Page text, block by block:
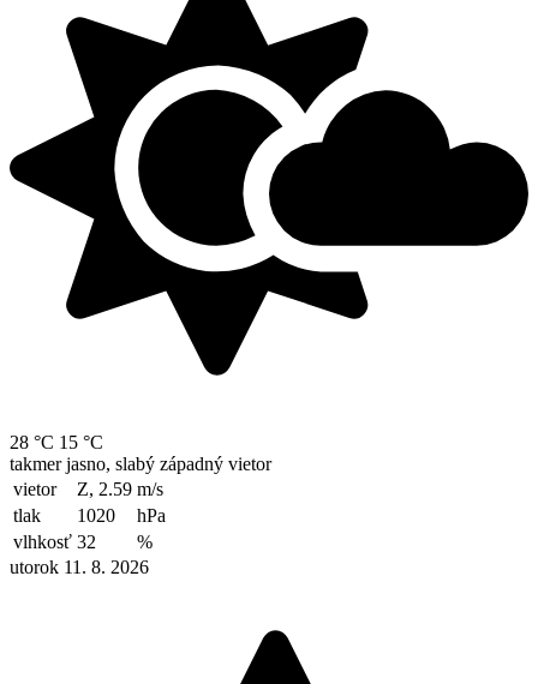
28 °C 15 °C
takmer jasno, slabý západný vietor
vietor
Z, 2.59 m/s
tlak
1020
hPa
vlhkosť 32
%
utorok 11. 8. 2026